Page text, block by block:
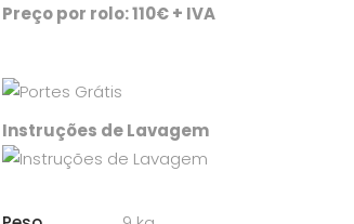
Preço por rolo: 110€ + IVA
Instruções de Lavagem